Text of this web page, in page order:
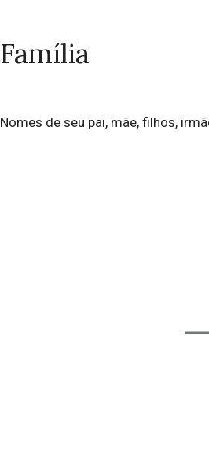
Família
Nomes de seu pai, mãe, filhos,